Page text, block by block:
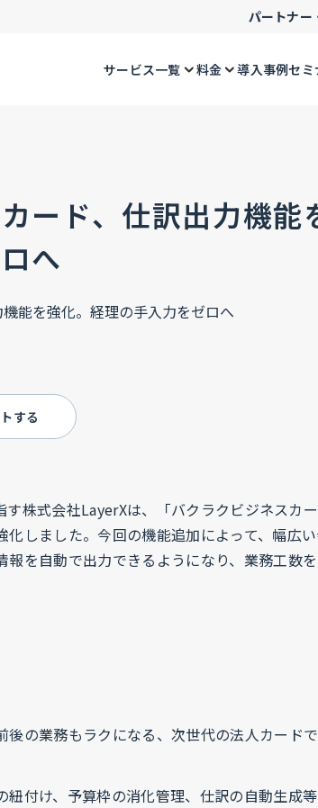
パートナー
サービス一覧 料金 導入事例セミ
ード、仕訳出力機能
へ
する
株式会社LayerXは、「バクラクビジネスカー
しました。今回の機能追加によって、幅広
を自動で出力できるようになり、業務工数
の業務もラクになる、次世代の法人カードで
付け、予算枠の消化管理、仕訳の自動生成